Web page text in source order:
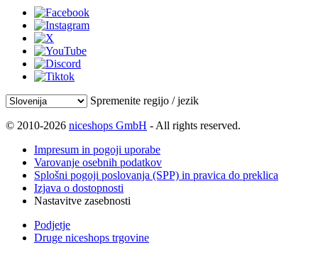
Spremenite regijo / jezik
© 2010-2026 niceshops GmbH - All rights reserved.
Impresum in pogoji uporabe
Varovanje osebnih podatkov
Splošni pogoji poslovanja (SPP) in pravica do preklica
Izjava o dostopnosti
Nastavitve zasebnosti
Podjetje
Druge niceshops trgovine